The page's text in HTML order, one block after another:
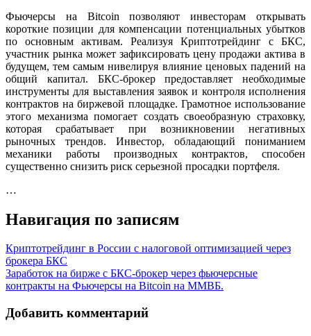
Фьючерсы на Bitcoin позволяют инвесторам открывать
короткие позиции для компенсации потенциальных убытков
по основным активам. Реализуя Криптотрейдинг с БКС,
участник рынка может зафиксировать цену продажи актива в
будущем, тем самым нивелируя влияние ценовых падений на
общий капитал. БКС-брокер предоставляет необходимые
инструменты для выставления заявок и контроля исполнения
контрактов на биржевой площадке. Грамотное использование
этого механизма помогает создать своеобразную страховку,
которая срабатывает при возникновении негативных
рыночных трендов. Инвестор, обладающий пониманием
механики работы производных контрактов, способен
существенно снизить риск серьезной просадки портфеля.
…
Навигация по записям
Криптотрейдинг в России с налоговой оптимизацией через
брокера БКС
Заработок на бирже с БКС-брокер через фьючерсные
контракты на Фьючерсы на Bitcoin на ММВБ.
Добавить комментарий